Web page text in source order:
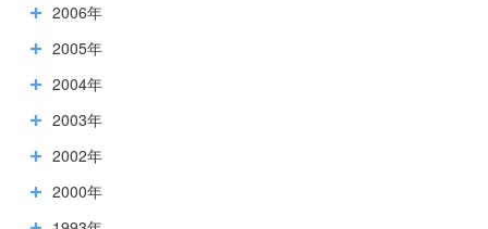
2006年
2005年
2004年
2003年
2002年
2000年